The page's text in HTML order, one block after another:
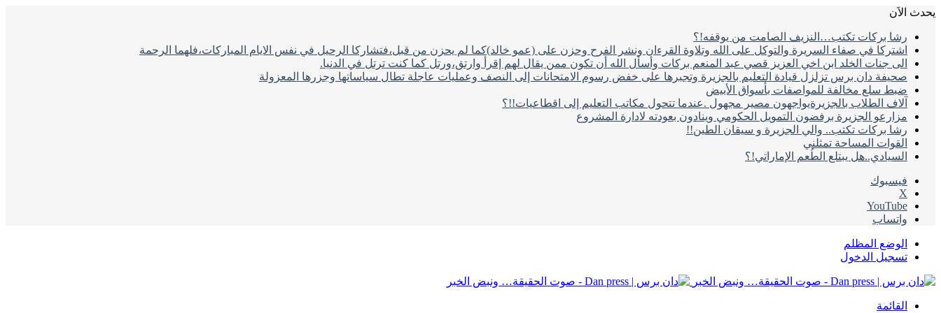
يحدث الاَن
رشا بركات تكتب…النزيف الصامت من يوقفه!؟
اشتركا في صفاء السريرة والتوكل على الله وتلاوة القرءان ونشر الفرح وحزن على (عمو خالد)كما لم يحزن من قبل،فتشاركا الرحيل في نفس الايام المباركات،فلهما الرحمة
الى جنات الخلد ابن اخي العزيز قصي عبد المنعم بركات وأسأل الله أن تكون ممن يقال لهم إقرأ وارتق،ورتل كما كنت ترتل في الدنيا.
صحيفة دان برس تزلزل قيادة التعليم بالجزيرة وتجبرها على خفض رسوم الامتحانات إلى النصف وعمليات عاجلة تطال سياساتها وجزرها المعزولة
ضبط سلع مخالفة للمواصفات بأسواق الأبيض
آلاف الطلاب بالجزيرةيواجهون مصير مجهول .عندما تتحول مكاتب التعليم إلى اقطاعيات!!؟
مزارعو الجزيرة برفضون التمويل الحكومي وينادون بعودته لادارة المشروع
رشا بركات تكتب.. والي الجزيرة و سيقان الطين!!
القوات المساحة تمثلني
السيادي..هل يبتلع الطُعم الإماراتي!؟
فيسبوك
‫X
‫YouTube
واتساب
الوضع المظلم
تسجيل الدخول
القائمة